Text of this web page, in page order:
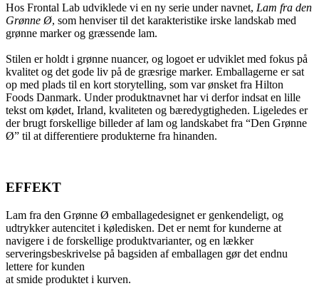
Hos Frontal Lab udviklede vi en ny serie under navnet, Lam fra den
Grønne Ø, som henviser til det karakteristike irske landskab med
grønne marker og græssende lam.
Stilen er holdt i grønne nuancer, og logoet er udviklet med fokus på
kvalitet og det gode liv på de græsrige marker. Emballagerne er sat
op med plads til en kort storytelling, som var ønsket fra Hilton
Foods Danmark. Under produktnavnet har vi derfor indsat en lille
tekst om kødet, Irland, kvaliteten og bæredygtigheden. Ligeledes er
der brugt forskellige billeder af lam og landskabet fra “Den Grønne
Ø” til at differentiere produkterne fra hinanden.
EFFEKT
Lam fra den Grønne Ø emballagedesignet er genkendeligt, og
udtrykker autencitet i køledisken. Det er nemt for kunderne at
navigere i de forskellige produktvarianter, og en lækker
serveringsbeskrivelse på bagsiden af emballagen gør det endnu
lettere for kunden
at smide produktet i kurven.